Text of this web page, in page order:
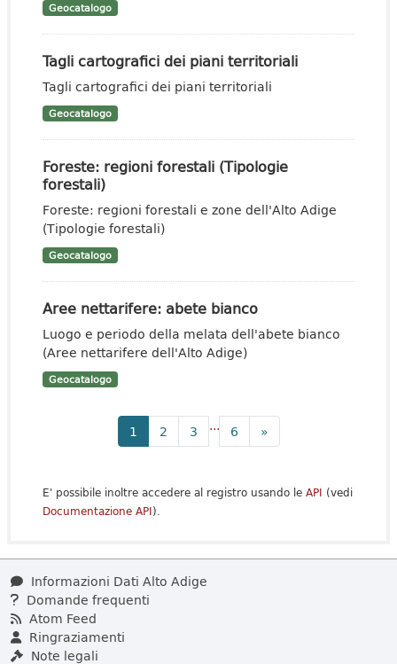
Geocatalogo
Tagli cartografici dei piani territoriali
Tagli cartografici dei piani territoriali
Geocatalogo
Foreste: regioni forestali (Tipologie
forestali)
Foreste: regioni forestali e zone dell'Alto Adige
(Tipologie forestali)
Geocatalogo
Aree nettarifere: abete bianco
Luogo e periodo della melata dell'abete bianco
(Aree nettarifere dell'Alto Adige)
Geocatalogo
1 2 3 ... 6 »
E' possibile inoltre accedere al registro usando le API (vedi
Documentazione API).
Informazioni Dati Alto Adige
Domande frequenti
Atom Feed
Ringraziamenti
Note legali